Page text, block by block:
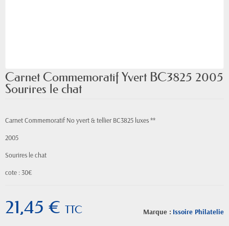
Carnet Commemoratif Yvert BC3825 2005
Sourires le chat
Carnet Commemoratif No yvert & tellier BC3825 luxes **
2005
Sourires le chat
cote : 30€
Marque : Issoire Philatelie
21,45 € TTC